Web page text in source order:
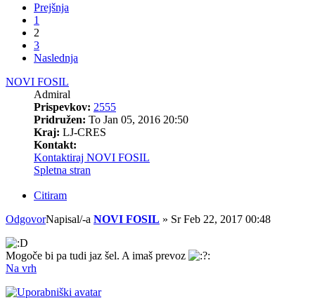
Prejšnja
1
2
3
Naslednja
NOVI FOSIL
Admiral
Prispevkov: 2555
Pridružen: To Jan 05, 2016 20:50
Kraj: LJ-CRES
Kontakt:
Kontaktiraj NOVI FOSIL
Spletna stran
Citiram
OdgovorNapisal/-a NOVI FOSIL » Sr Feb 22, 2017 00:48
Mogoče bi pa tudi jaz šel. A imaš prevoz
Na vrh